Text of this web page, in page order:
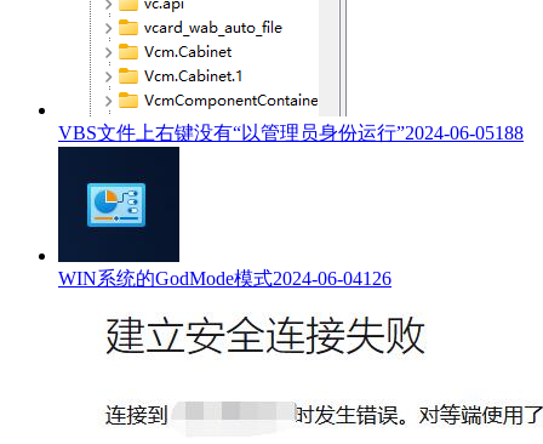
VBS文件上右键没有“以管理员身份运行”2024-06-05188
WIN系统的GodMode模式2024-06-04126